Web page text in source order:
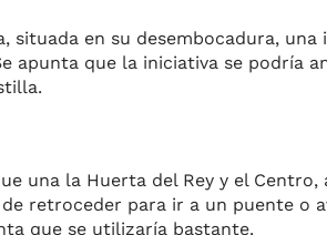
en su desembocadura, una
apunta que la iniciativa se podría
una la Huerta del Rey y el
retroceder para ir a un puente o
que se utilizaría bastante.